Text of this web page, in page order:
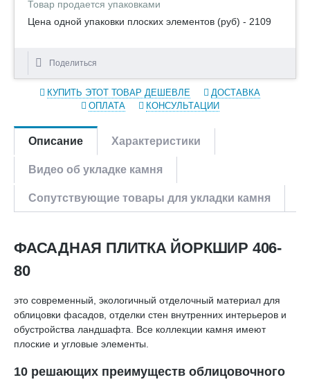
Товар продается упаковками
Цена одной упаковки плоских элементов (руб) - 2109
Поделиться
КУПИТЬ ЭТОТ ТОВАР ДЕШЕВЛЕ
ДОСТАВКА
ОПЛАТА
КОНСУЛЬТАЦИИ
Описание Характеристики
Видео об укладке камня
Сопутствующие товары для укладки камня
ФАСАДНАЯ ПЛИТКА ЙОРКШИР 406-
80
это современный, экологичный отделочный материал для
облицовки фасадов, отделки стен внутренних интерьеров и
обустройства ландшафта. Все коллекции камня имеют
плоские и угловые элементы.
10 решающих преимуществ облицовочного